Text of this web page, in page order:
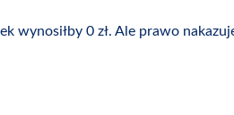
wynosiłby 0 zł. Ale prawo